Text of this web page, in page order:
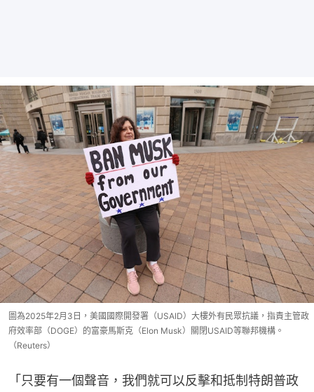
圖為2025年2月3日，美國國際開發署（USAID）大樓外有民眾抗議，指責主管政
府效率部（DOGE）的富豪馬斯克（Elon Musk）關閉USAID等聯邦機構。
（Reuters）
「只要有一個聲音，我們就可以反擊和抵制特朗普政